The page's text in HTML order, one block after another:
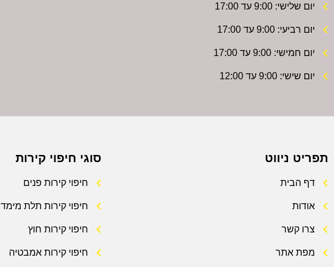
יום שלישי: 9:00 עד 17:00
יום רביעי: 9:00 עד 17:00
יום חמישי: 9:00 עד 17:00
יום שישי: 9:00 עד 12:00
תפריט ניווט
דף הבית
אודות
צרו קשר
מפת אתר
סוגי חיפוי קירות
חיפוי קירות פנים
חיפוי קירות תלת מימד
חיפוי קירות חוץ
חיפוי קירות אמבטיה